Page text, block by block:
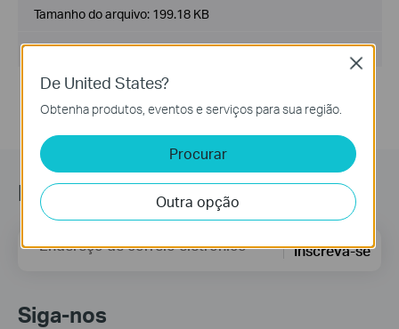
Tamanho do arquivo: 199.18 KB
Sistema operacional: Windows/Mac OS/Linux
Newsletter
Endereço de correio eletrónico Inscreva-se
Siga-nos
De United States?
Obtenha produtos, eventos e serviços para sua região.
Procurar
Outra opção
Close